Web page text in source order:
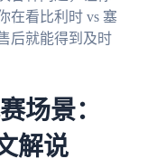
在看比利时 vs 塞
后就能得到及时
场景：
解说